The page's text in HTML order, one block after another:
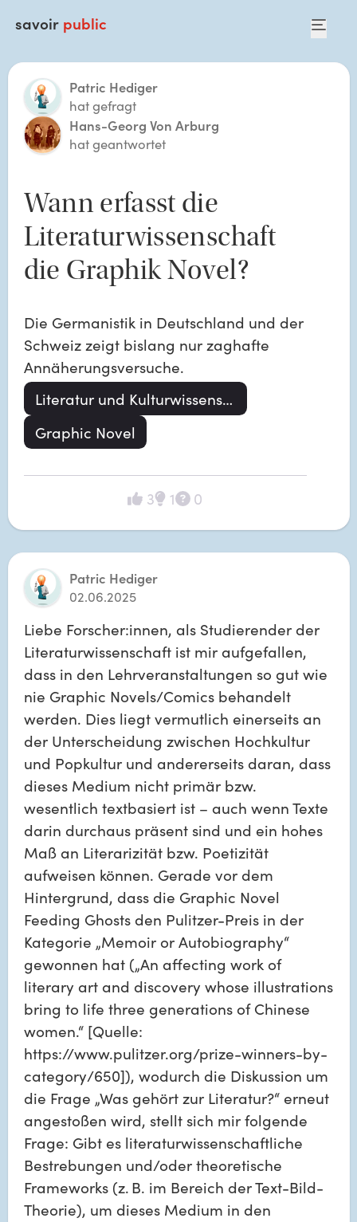
savoir public
Patric Hediger
hat gefragt
Hans-Georg Von Arburg
hat geantwortet
Wann erfasst die
Literaturwissenschaft
die Graphik Novel?
Die Germanistik in Deutschland und der
Schweiz zeigt bislang nur zaghafte
Annäherungsversuche.
Literatur und Kulturwissenschaft
Graphic Novel
3 1 0
Patric Hediger
02.06.2025
Liebe Forscher:innen, als Studierender der
Literaturwissenschaft ist mir aufgefallen,
dass in den Lehrveranstaltungen so gut wie
nie Graphic Novels/Comics behandelt
werden. Dies liegt vermutlich einerseits an
der Unterscheidung zwischen Hochkultur
und Popkultur und andererseits daran, dass
dieses Medium nicht primär bzw.
wesentlich textbasiert ist – auch wenn Texte
darin durchaus präsent sind und ein hohes
Maß an Literarizität bzw. Poetizität
aufweisen können. Gerade vor dem
Hintergrund, dass die Graphic Novel
Feeding Ghosts den Pulitzer-Preis in der
Kategorie „Memoir or Autobiography“
gewonnen hat („An affecting work of
literary art and discovery whose illustrations
bring to life three generations of Chinese
women.“ [Quelle:
https://www.pulitzer.org/prize-winners-by-
category/650]), wodurch die Diskussion um
die Frage „Was gehört zur Literatur?“ erneut
angestoßen wird, stellt sich mir folgende
Frage: Gibt es literaturwissenschaftliche
Bestrebungen und/oder theoretische
Frameworks (z. B. im Bereich der Text-Bild-
Theorie), um dieses Medium in den